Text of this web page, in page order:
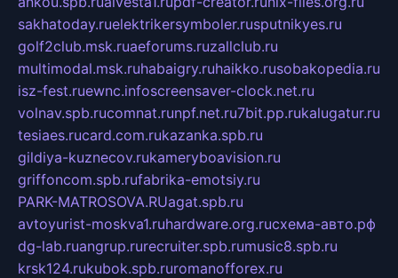
sakhatoday.ruelektrikersymboler.rusputnikyes.ru
golf2club.msk.ruaeforums.ruzallclub.ru
multimodal.msk.ruhabaigry.ruhaikko.rusobakopedia.ru
isz-fest.ruewnc.infoscreensaver-clock.net.ru
volnav.spb.rucomnat.runpf.net.ru7bit.pp.rukalugatur.ru
tesiaes.rucard.com.rukazanka.spb.ru
gildiya-kuznecov.rukameryboavision.ru
griffoncom.spb.rufabrika-emotsiy.ru
PARK-MATROSOVA.RUagat.spb.ru
avtoyurist-moskva1.ruhardware.org.ruсхема-авто.рф
dg-lab.ruangrup.rurecruiter.spb.rumusic8.spb.ru
krsk124.rukubok.spb.ruromanofforex.ru